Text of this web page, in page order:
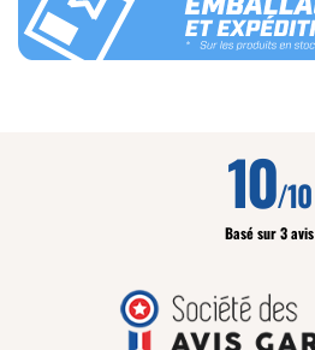
10/10
Basé sur 3 avis